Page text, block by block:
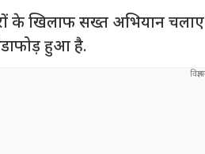
के खिलाफ सख्त अभियान
हुआ है.